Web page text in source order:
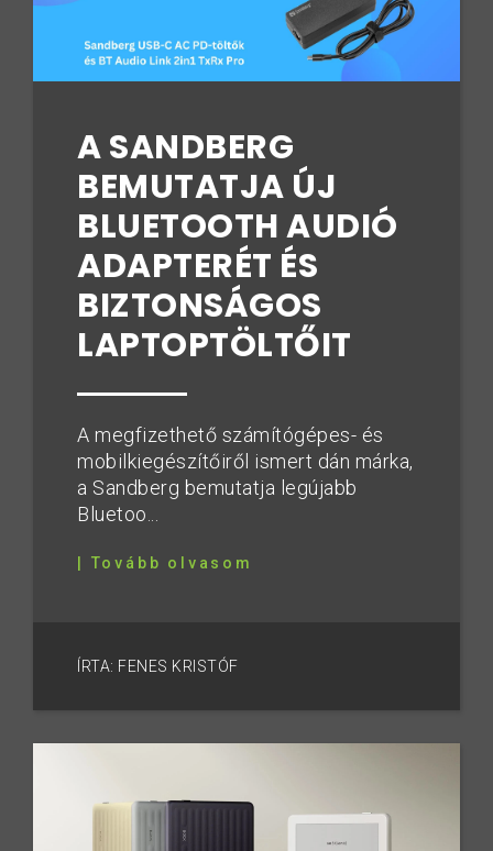
A SANDBERG
BEMUTATJA ÚJ
BLUETOOTH AUDIÓ
ADAPTERÉT ÉS
BIZTONSÁGOS
LAPTOPTÖLTŐIT
A megfizethető számítógépes- és
mobilkiegészítőiről ismert dán márka,
a Sandberg bemutatja legújabb
Bluetoo...
| Tovább olvasom
ÍRTA: FENES KRISTÓF